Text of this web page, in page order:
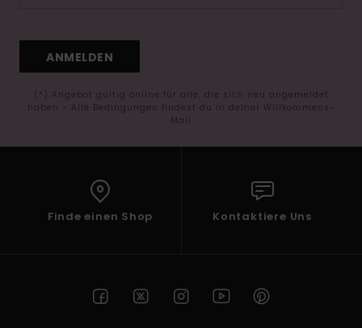
ANMELDEN
(*) Angebot gültig online für alle, die sich neu angemeldet
haben - Alle Bedingungen findest du in deiner Willkommens-
Mail
Finde einen Shop Kontaktiere Uns